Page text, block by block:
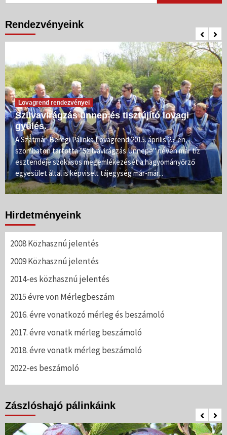
Rendezvényeink
Lovagrend rendezvényei
Szilvavirágzás ünnep és tisztújító lovagi
gyűlés.
A Szatmár-Beregi Pálinka Lovagrend 2015. április 25-én,
szombaton tartotta "Szilvavirágzás Ünnepe" néven már tíz
esztendeje szokásos megemlékezését a hagyományőrző
egyesület által is képviselt tájegység már-már...
Hirdetményeink
2008 Közhasznú jelentés
2009 Közhasznú jelentés
2014-es közhasznú jelentés
2015 évre von Mérlegbeszám
2016. évre vonatkozó mérleg és beszámoló
2017. évre vonatk mérleg beszámoló
2018. évre vonatk mérleg beszámoló
2022-es beszámoló
Zászlóshajó pálinkáink